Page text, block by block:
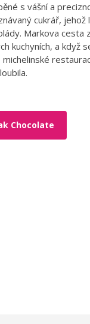
s vášní a
cukrář, jehož
Markova cesta
kuchyních, a když
Chocolate